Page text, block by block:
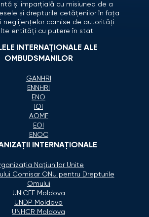
și imparțială cu misiunea de a
și drepturile cetățenilor în fața
neglijențelor comise de autorități
entități cu putere în stat.
INTERNAȚIONALE ALE
OMBUDSMANILOR
GANHRI
ENNHRI
ENO
IOI
AOMF
EOI
ENOC
INTERNAŢIONALE
Naţiunilor Unite
Comisar ONU pentru Drepturile
Omului
UNICEF Moldova
UNDP Moldova
UNHCR Moldova